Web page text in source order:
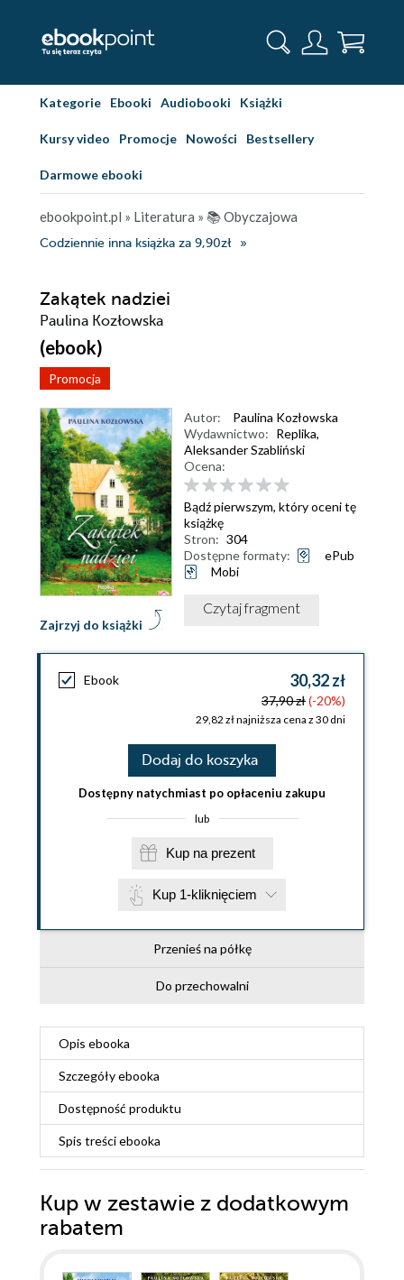
Kategorie Ebooki Audiobooki Książki
Kursy video Promocje Nowości Bestsellery
Darmowe ebooki
ebookpoint.pl » Literatura » 📚 Obyczajowa
Codziennie inna książka za 9,90zł
Zakątek nadziei
Paulina Kozłowska
(ebook)
Promocja
Zajrzyj do książki
Autor:
Paulina Kozłowska
Wydawnictwo: Replika,
Aleksander Szabliński
Ocena:
Bądź pierwszym, który oceni tę
książkę
Stron: 304
Dostępne formaty:
ePub
Mobi
Czytaj fragment
Ebook 30,32 zł
37,90 zł(-20%)
29,82 zł najniższa cena z 30 dni
Dodaj do koszyka
Dostępny natychmiast po opłaceniu zakupu
lub
Kup na prezent
Kup 1-kliknięciem
Przenieś na półkę
Do przechowalni
Opis ebooka
Szczegółyebooka
Dostępność produktu
Spis treściebooka
Kup w zestawie z dodatkowym
rabatem